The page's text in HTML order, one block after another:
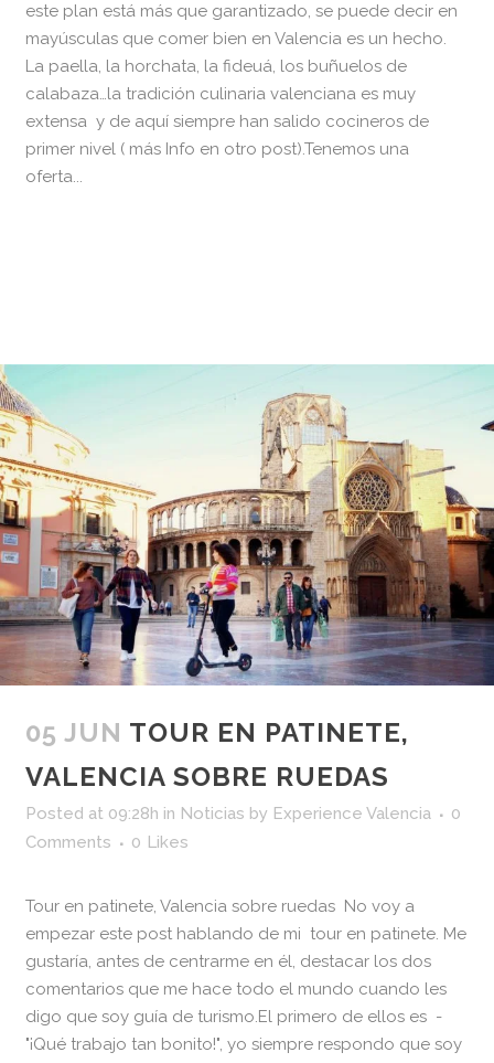
este plan está más que garantizado, se puede decir en
mayúsculas que comer bien en Valencia es un hecho.
La paella, la horchata, la fideuá, los buñuelos de
calabaza…la tradición culinaria valenciana es muy
extensa y de aquí siempre han salido cocineros de
primer nivel ( más Info en otro post).Tenemos una
oferta...
05 JUN TOUR EN PATINETE,
VALENCIA SOBRE RUEDAS
Posted at 09:28h in Noticias by Experience Valencia
0
Comments
0 Likes
Tour en patinete, Valencia sobre ruedas No voy a
empezar este post hablando de mi tour en patinete. Me
gustaría, antes de centrarme en él, destacar los dos
comentarios que me hace todo el mundo cuando les
digo que soy guía de turismo.El primero de ellos es -
"¡Qué trabajo tan bonito!", yo siempre respondo que soy